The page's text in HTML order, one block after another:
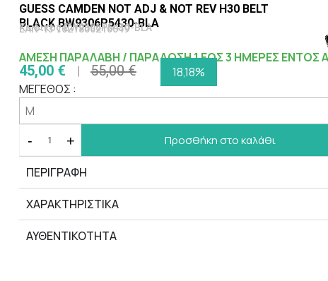
GUESS CAMDEN NOT ADJ & NOT REV H30 BELT
BLACK BW9306P5430-BLA
Κωδικός BW9306P5430-BLA
EAN-13 7621806216049
ΑΜΕΣΗ ΠΑΡΑΛΑΒΗ / ΠΑΡΑΔΟΣΗ 1 ΕΩΣ 3 ΗΜΕΡΕΣ ΕΝΤΟΣ
45,00 € 55,00 €
18,18%
ΜΕΓΕΘΟΣ :
- + Προσθήκη στο καλάθι
ΠΕΡΙΓΡΑΦΗ
ΧΑΡΑΚΤΗΡΙΣΤΙΚΆ
ΑΥΘΕΝΤΙΚΟΤΗΤΑ